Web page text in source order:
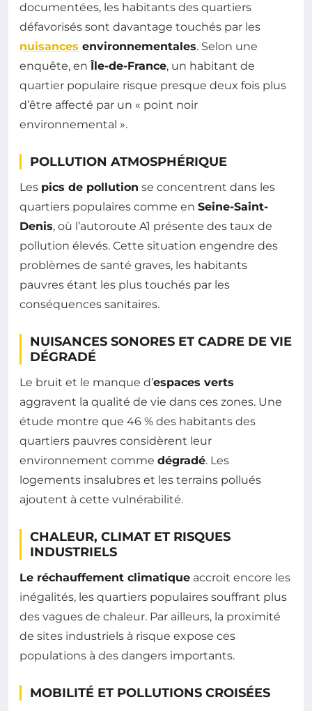
documentées, les habitants des quartiers
défavorisés sont davantage touchés par les
nuisances environnementales. Selon une
enquête, enÎle-de-France, un habitant de
quartier populaire risque presque deux fois plus
d’être affecté par un « point noir
environnemental ».
POLLUTION ATMOSPHÉRIQUE
Les pics de pollution se concentrent dans les
quartiers populaires comme en Seine-Saint-
Denis, où l’autoroute A1 présente des taux de
pollution élevés. Cette situation engendre des
problèmes de santé graves, les habitants
pauvres étant les plus touchés par les
conséquences sanitaires.
NUISANCES SONORES ET CADRE DE VIE
DÉGRADÉ
Le bruit et le manque d’espaces verts
aggravent la qualité de vie dans ces zones. Une
étude montre que 46 % des habitants des
quartiers pauvres considèrent leur
environnement comme dégradé. Les
logements insalubres et les terrains pollués
ajoutent à cette vulnérabilité.
CHALEUR, CLIMAT ET RISQUES
INDUSTRIELS
Le réchauffement climatique accroit encore les
inégalités, les quartiers populaires souffrant plus
des vagues de chaleur. Par ailleurs, la proximité
de sites industriels à risque expose ces
populations à des dangers importants.
MOBILITÉ ET POLLUTIONS CROISÉES